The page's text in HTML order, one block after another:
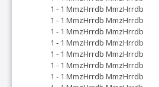
1 - 1 MmzHrrdb MmzHrrdb
1 - 1 MmzHrrdb MmzHrrdb
1 - 1 MmzHrrdb MmzHrrdb
1 - 1 MmzHrrdb MmzHrrdb
1 - 1 MmzHrrdb MmzHrrdb
1 - 1 MmzHrrdb MmzHrrdb
1 - 1 MmzHrrdb MmzHrrdb